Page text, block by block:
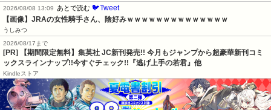
2026/08/08 13:09
あとで読む 🐦Tweet
【画像】JRAの女性騎手さん、陰好みｗｗｗｗｗｗｗｗｗｗｗｗｗｗ
うしみつ
2026/08/17まで
[PR] 【期間限定無料】集英社 JC新刊発売!! 今月もジャンプから超豪華新刊コミ
ックスラインナップ!!今すぐチェック!!『逃げ上手の若君』他
Kindleストア